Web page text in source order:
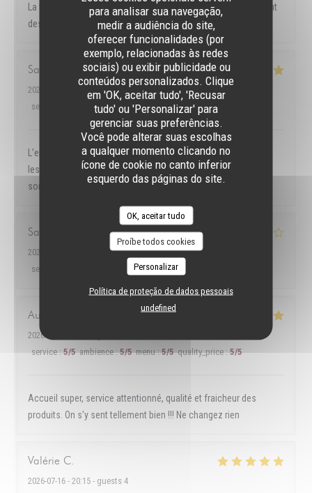
para analisar sua navegação,
medir a audiência do site,
oferecer funcionalidades (por
exemplo, relacionadas às redes
sociais) ou exibir publicidade ou
conteúdos personalizados. Clique
em 'OK, aceitar tudo', 'Recusar
tudo' ou 'Personalizar' para
gerenciar suas preferências.
Você pode alterar suas escolhas
a qualquer momento clicando no
ícone de cookie no canto inferior
esquerdo das páginas do site.
OK, aceitar tudo
Proíbe todos cookies
Personalizar
Política de proteção de dados pessoais
undefined
La viande est très bonne mais déçu par les frites car ce ne sont
des petits morceaux de frites
Samir
2026-07-22
- 12:30 - guests 2
service
ambience: 4/5 menu: 5/5 quality_price
L’environnement, l’accueil, le service et surtout la qualité dans
les assiettes ! Merci au Patron pour son professionnalisme et
son sourire !! Je recommande fortement !
Sandra
2026-07-18
- 19:30 - guests 2
service
menu: 4/5 quality_price
Audrey
2026-07-16
service: 5/5 ambience: 5/5 menu: 5/5 quality_price: 5/5
Accueil super, service attentionné, qualité et fraicheur des
produits. On s'y sent tellement bien !!! Ne changez rien
Valérie C
2026-07-16 - 20:15 - guests 4